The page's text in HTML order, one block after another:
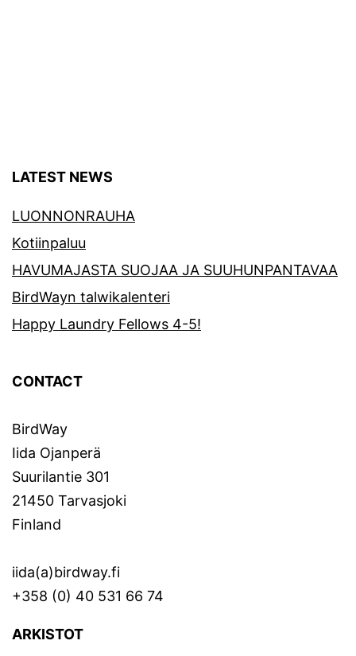
LATEST NEWS
LUONNONRAUHA
Kotiinpaluu
HAVUMAJASTA SUOJAA JA SUUHUNPANTAVAA
BirdWayn talwikalenteri
Happy Laundry Fellows 4-5!
CONTACT
BirdWay
Iida Ojanperä
Suurilantie 301
21450 Tarvasjoki
Finland
iida(a)birdway.fi
+358 (0) 40 531 66 74
ARKISTOT